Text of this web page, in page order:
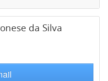
da Silva